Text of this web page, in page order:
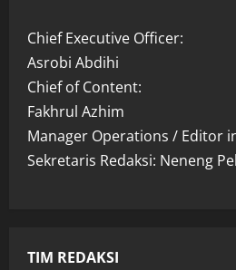
Chief Executive Officer:
Asrobi Abdihi
Chief of Content:
Fakhrul Azhim
Manager Operations / Editor
Sekretaris Redaksi: Neneng
TIM REDAKSI